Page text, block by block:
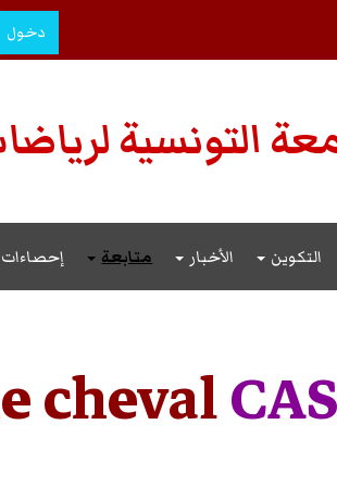
دخول
التونسية
التكوين الأخبار متابعة إحصاءات
cheval